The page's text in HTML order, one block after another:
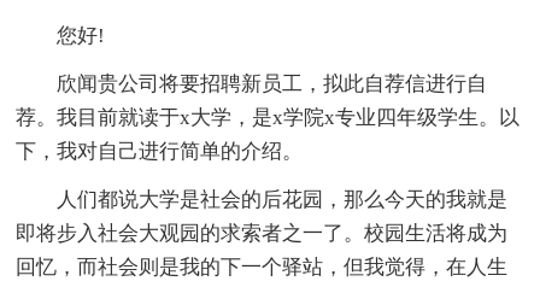
您好!
欣闻贵公司将要招聘新员工，拟此自荐信进行自
荐。我目前就读于x大学，是x学院x专业四年级学生。以
下，我对自己进行简单的介绍。
人们都说大学是社会的后花园，那么今天的我就是
即将步入社会大观园的求索者之一了。校园生活将成为
回忆，而社会则是我的下一个驿站，但我觉得，在人生